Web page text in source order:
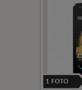
1 FOTO